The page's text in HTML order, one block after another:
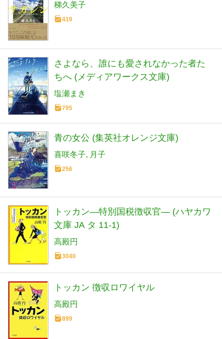
梯久美子
419
さよなら、誰にも愛されなかった者た
ちへ (メディアワークス文庫)
塩瀬まき
795
青の女公 (集英社オレンジ文庫)
喜咲冬子 月子
256
トッカン―特別国税徴収官― (ハヤカワ
文庫 JA タ 11-1)
高殿円
3040
トッカン 徴収ロワイヤル
高殿円
899